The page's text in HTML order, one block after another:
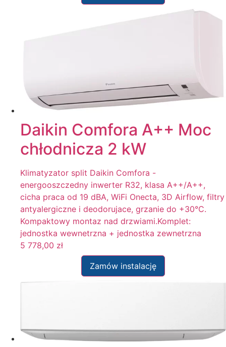
Daikin Comfora A++ Moc
chłodnicza 2 kW
Klimatyzator split Daikin Comfora -
energooszczedny inwerter R32, klasa A++/A++,
cicha praca od 19 dBA, WiFi Onecta, 3D Airflow, filtry
antyalergiczne i deodorujace, grzanie do +30°C.
Kompaktowy montaz nad drzwiami.Komplet:
jednostka wewnetrzna + jednostka zewnetrzna
5 778,00 zł
Zamów instalację